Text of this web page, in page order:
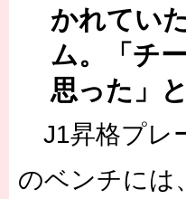
［3222号］史上最大のW杯
長谷川 アーリアジャスール
かれてい
ム。「チ
思った」
J1昇格プレ
のベンチには